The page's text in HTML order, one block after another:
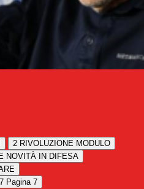
2 RIVOLUZIONE MODULO
NOVITÀ IN DIFESA
7 Pagina 7